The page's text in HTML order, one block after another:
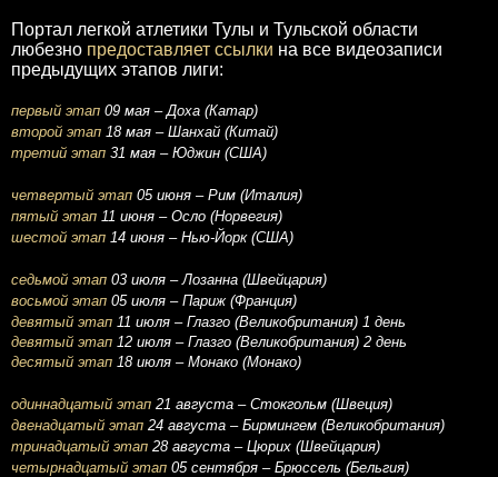
Портал легкой атлетики Тулы и Тульской области
любезно предоставляет ссылки на все видеозаписи
предыдущих этапов лиги:
первый этап 09 мая – Доха (Катар)
второй этап 18 мая – Шанхай (Китай)
третий этап 31 мая – Юджин (США)
четвертый этап 05 июня – Рим (Италия)
пятый этап 11 июня – Осло (Норвегия)
шестой этап 14 июня – Нью-Йорк (США)
седьмой этап 03 июля – Лозанна (Швейцария)
восьмой этап 05 июля – Париж (Франция)
девятый этап 11 июля – Глазго (Великобритания) 1 день
девятый этап 12 июля – Глазго (Великобритания) 2 день
десятый этап 18 июля – Монако (Монако)
одиннадцатый этап 21 августа – Стокгольм (Швеция)
двенадцатый этап 24 августа – Бирмингем (Великобритания)
тринадцатый этап 28 августа – Цюрих (Швейцария)
четырнадцатый этап 05 сентября – Брюссель (Бельгия)